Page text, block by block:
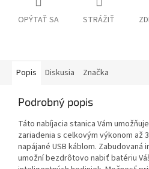
OPÝTAŤ SA STRÁŽIŤ
Popis Diskusia Značka
Podrobný popis
Táto nabíjacia stanica Vám
zariadenia s celkovým výkonom až
napájané USB káblom. Zabudovaná
umožní bezdrôtovo nabiť batériu